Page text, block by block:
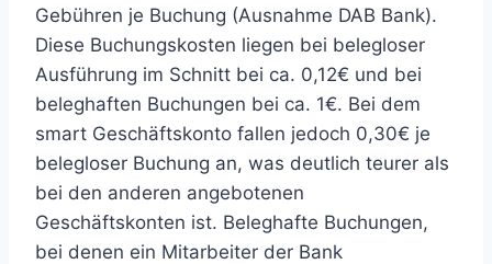
Gebühren je Buchung (Ausnahme DAB Bank).
Diese Buchungskosten liegen bei belegloser
Ausführung im Schnitt bei ca. 0,12€ und bei
beleghaften Buchungen bei ca. 1€. Bei dem
smart Geschäftskonto fallen jedoch 0,30€ je
belegloser Buchung an, was deutlich teurer als
bei den anderen angebotenen
Geschäftskonten ist. Beleghafte Buchungen,
bei denen ein Mitarbeiter der Bank